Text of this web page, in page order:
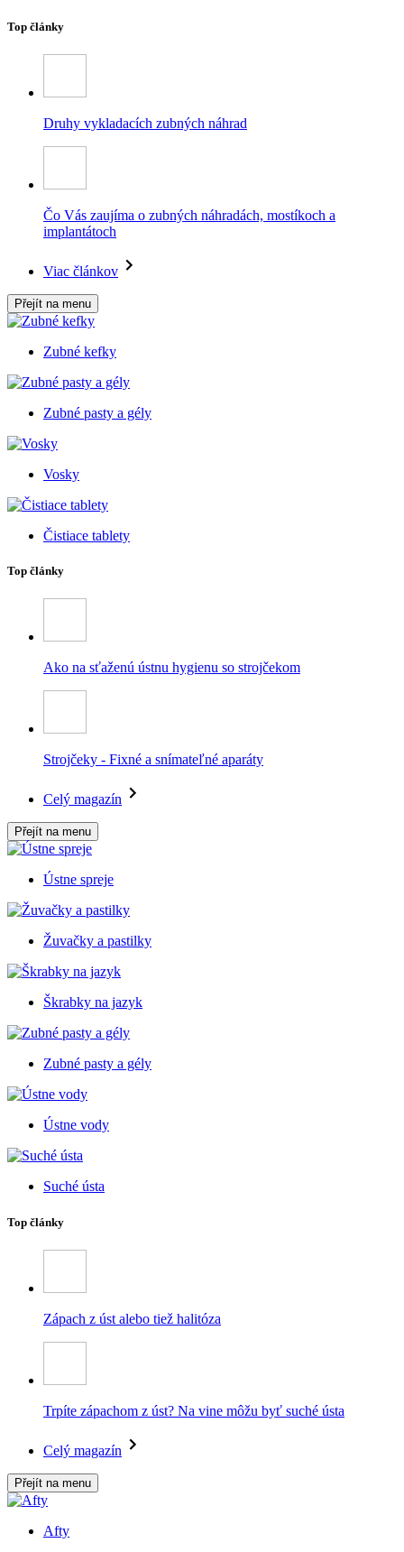
Top články
Druhy vykladacích zubných náhrad
Čo Vás zaujíma o zubných náhradách, mostíkoch a
implantátoch
Viac článkov
Přejít na menu
Zubné kefky
Zubné pasty a gély
Vosky
Čistiace tablety
Top články
Ako na sťaženú ústnu hygienu so strojčekom
Strojčeky - Fixné a snímateľné aparáty
Celý magazín
Přejít na menu
Ústne spreje
Žuvačky a pastilky
Škrabky na jazyk
Zubné pasty a gély
Ústne vody
Suché ústa
Top články
Zápach z úst alebo tiež halitóza
Trpíte zápachom z úst? Na vine môžu byť suché ústa
Celý magazín
Přejít na menu
Afty